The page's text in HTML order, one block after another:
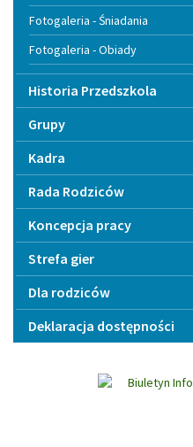
Fotogaleria - Śniadania
Fotogaleria - Obiady
Historia Przedszkola
Grupy
Kadra
Rada Rodziców
Koncepcja pracy
Strefa gier
Dla rodziców
Deklaracja dostępności